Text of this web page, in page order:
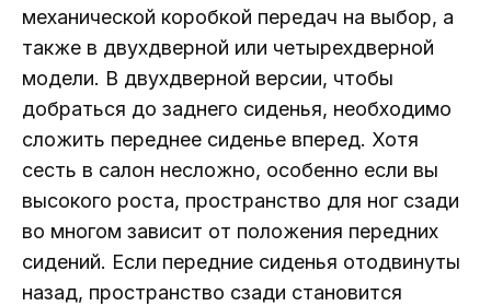
механической коробкой передач на выбор, а
также в двухдверной или четырехдверной
модели. В двухдверной версии, чтобы
добраться до заднего сиденья, необходимо
сложить переднее сиденье вперед. Хотя
сесть в салон несложно, особенно если вы
высокого роста, пространство для ног сзади
во многом зависит от положения передних
сидений. Если передние сиденья отодвинуты
назад, пространство сзади становится